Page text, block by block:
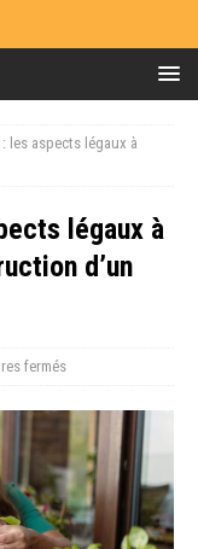
les aspects légaux à
légaux à
d’un
fermés